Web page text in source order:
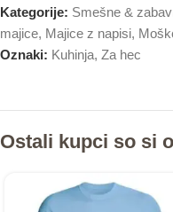
Kategorije: Smešne &
majice, Majice z napisi,
Oznaki: Kuhinja, Za hec
Ostali kupci so si